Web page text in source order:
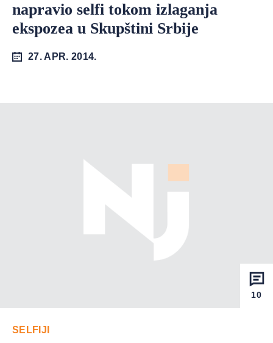
napravio selfi tokom izlaganja
ekspozea u Skupštini Srbije
27. APR. 2014.
10
SELFIJI